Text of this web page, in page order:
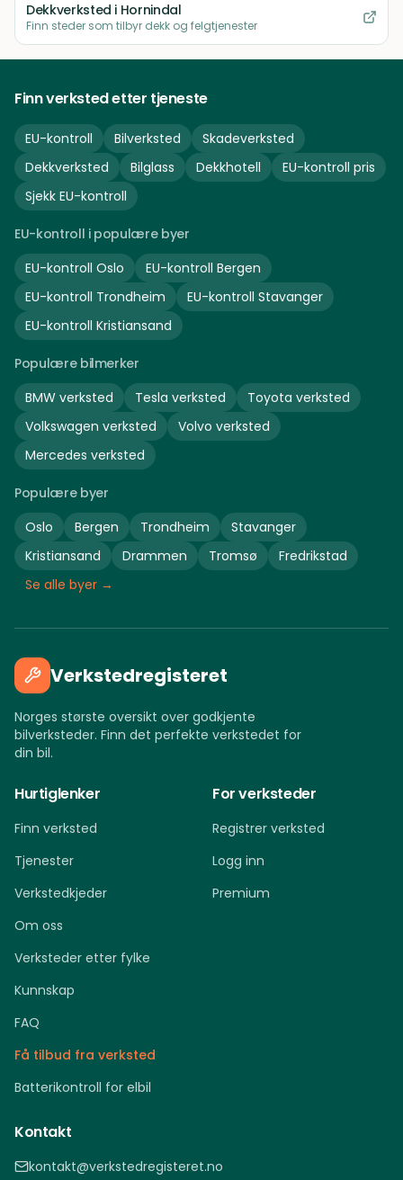
Dekkverksted i Hornindal
Finn steder som tilbyr dekk og felgtjenester
Finn verksted etter tjeneste
EU-kontroll Bilverksted
Skadeverksted
Dekkverksted
Bilglass Dekkhotell
EU-kontroll pris
Sjekk EU-kontroll
EU-kontroll i populære byer
EU-kontroll Oslo EU-kontroll Bergen
EU-kontroll Trondheim EU-kontroll Stavanger
EU-kontroll Kristiansand
Populære bilmerker
BMW verksted Tesla verksted Toyota verksted
Volkswagen verksted Volvo verksted
Mercedes verksted
Populære byer
Oslo
Bergen Trondheim
Stavanger
Kristiansand
Drammen Tromsø
Fredrikstad
Se alle byer →
Verkstedregisteret
Norges største oversikt over godkjente
bilverksteder. Finn det perfekte verkstedet for
din bil.
Hurtiglenker
Finn verksted
Tjenester
Verkstedkjeder
Om oss
Verksteder etter fylke
Kunnskap
FAQ
Få tilbud fra verksted
Batterikontroll for elbil
For verksteder
Registrer verksted
Logg inn
Premium
Kontakt
kontakt@verkstedregisteret.no